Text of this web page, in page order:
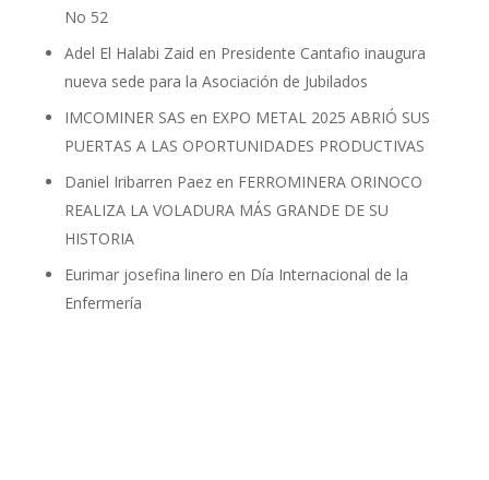
No 52
Adel El Halabi Zaid en Presidente Cantafio inaugura
nueva sede para la Asociación de Jubilados
IMCOMINER SAS en EXPO METAL 2025 ABRIÓ SUS
PUERTAS A LAS OPORTUNIDADES PRODUCTIVAS
Daniel Iribarren Paezen FERROMINERA ORINOCO
REALIZA LA VOLADURA MÁS GRANDE DE SU
HISTORIA
Eurimar josefina linero en Día Internacional de la
Enfermería